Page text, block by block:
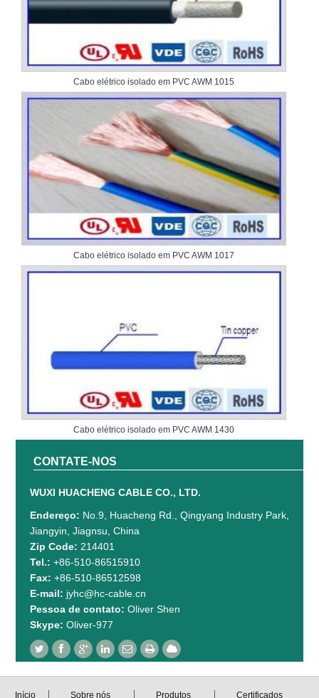
Cabo elétrico isolado em PVC AWM 1015
Cabo elétrico isolado em PVC AWM 1017
Cabo elétrico isolado em PVC AWM 1430
CONTATE-NOS
WUXI HUACHENG CABLE CO., LTD.
Endereço: No.9, Huacheng Rd., Qingyang Industry Park,
Jiangyin, Jiagnsu, China
Zip Code: 214401
Tel.: +86-510-86515910
Fax:+86-510-86512598
E-mail: jyhc@hc-cable.cn
Pessoa de contato: Oliver Shen
Skype: Oliver-977
Início Sobre nós Produtos Certificados